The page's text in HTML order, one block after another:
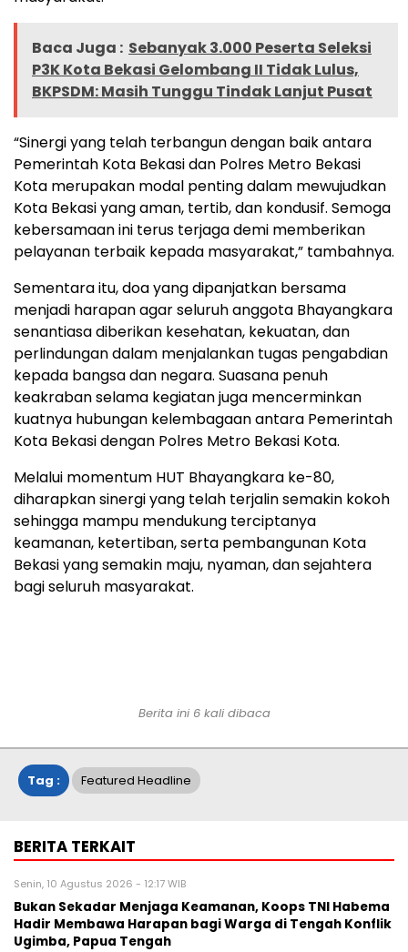
Baca Juga : Sebanyak 3.000 Peserta Seleksi
P3K Kota Bekasi Gelombang II Tidak Lulus,
BKPSDM: Masih Tunggu Tindak Lanjut Pusat
“Sinergi yang telah terbangun dengan baik antara
Pemerintah Kota Bekasi dan Polres Metro Bekasi
Kota merupakan modal penting dalam mewujudkan
Kota Bekasi yang aman, tertib, dan kondusif. Semoga
kebersamaan ini terus terjaga demi memberikan
pelayanan terbaik kepada masyarakat,” tambahnya.
Sementara itu, doa yang dipanjatkan bersama
menjadi harapan agar seluruh anggota Bhayangkara
senantiasa diberikan kesehatan, kekuatan, dan
perlindungan dalam menjalankan tugas pengabdian
kepada bangsa dan negara. Suasana penuh
keakraban selama kegiatan juga mencerminkan
kuatnya hubungan kelembagaan antara Pemerintah
Kota Bekasi dengan Polres Metro Bekasi Kota.
Melalui momentum HUT Bhayangkara ke-80,
diharapkan sinergi yang telah terjalin semakin kokoh
sehingga mampu mendukung terciptanya
keamanan, ketertiban, serta pembangunan Kota
Bekasi yang semakin maju, nyaman, dan sejahtera
bagi seluruh masyarakat.
Berita ini 6 kali dibaca
Tag : Featured Headline
BERITA TERKAIT
Senin, 10 Agustus 2026 - 12:17 WIB
Bukan Sekadar Menjaga Keamanan, Koops TNI Habema
Hadir Membawa Harapan bagi Warga di Tengah Konflik
Ugimba, Papua Tengah